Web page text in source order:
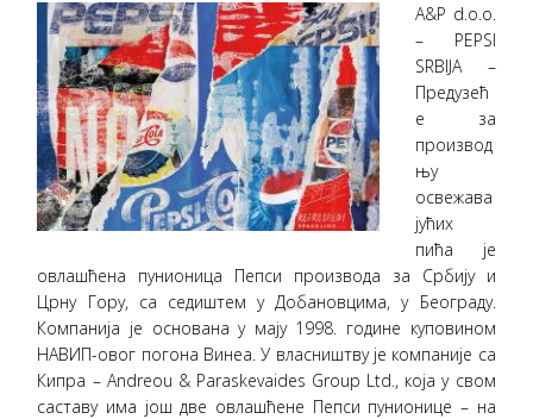
A&P d.o.o.
– PEPSI
SRBIJA –
Предузећ
е за
производ
њу
освежава
јућих
пића је
овлашћена пунионица Пепси производа за Србију и
Црну Гору, са седиштем у Добановцима, у Београду.
Компанија је основана у мају 1998. године куповином
НАВИП-овог погона Винеа. У власништву је компаније са
Кипра – Andreou & Paraskevaides Group Ltd., која у свом
саставу има још две овлашћене Пепси пунионице – на